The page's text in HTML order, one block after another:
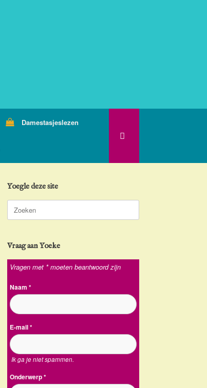
Damestasjeslezen
Yoegle deze site
Zoeken
naar:
Vraag aan Yoeke
Vragen met * moeten beantwoord zijn
Naam*
E-mail*
Ik ga je niet spammen.
Onderwerp*